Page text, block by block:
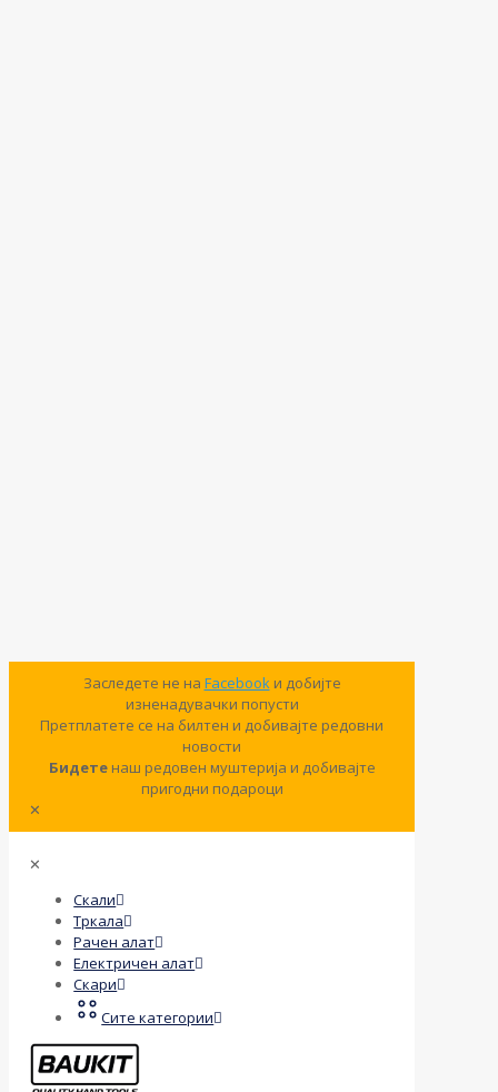
Заследете не на Facebookи добијте
изненадувачки попусти
Претплатете се на билтен и добивајте редовни
новости
Бидетенаш редовен муштерија и добивајте
пригодни подароци
✕
✕
Скали
Тркала
Рачен алат
Електричен алат
Скари
Сите категории